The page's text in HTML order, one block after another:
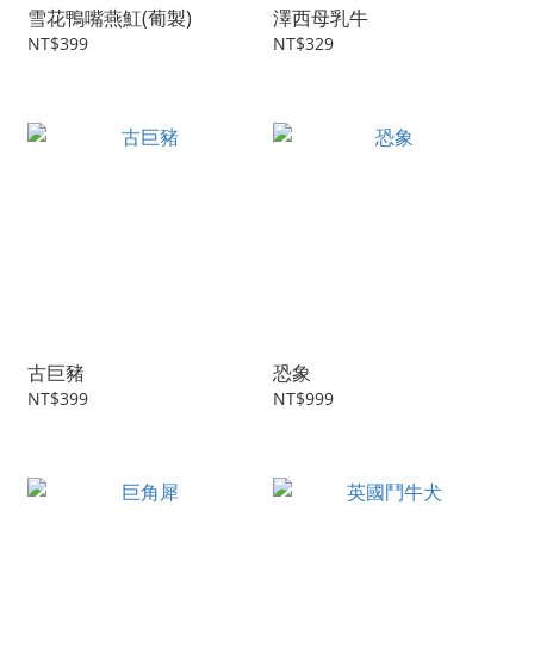
雪花鴨嘴燕魟(葡製)
NT$399
澤西母乳牛
NT$329
古巨豬
NT$399
恐象
NT$999